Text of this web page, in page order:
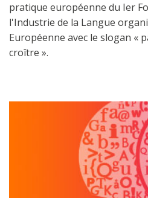
pratique européenne du Ier
l'Industrie de la Langue
Européenne avec le slogan «
croître ».